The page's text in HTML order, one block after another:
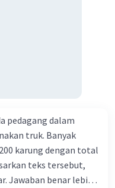
pedagang dalam
truk. Banyak
karung dengan total
teks tersebut,
Jawaban benar lebih